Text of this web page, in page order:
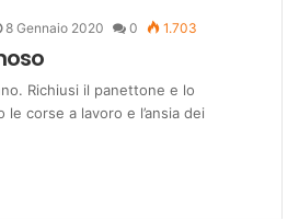
8 Gennaio 2020 0 1.703
Richiusi il panettone e lo
corse a lavoro e l’ansia dei